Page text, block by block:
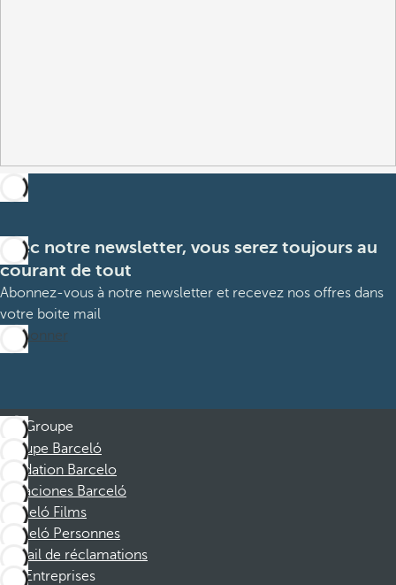
Avec notre newsletter, vous serez toujours au
courant de tout
Abonnez-vous à notre newsletter et recevez nos offres dans
votre boite mail
M’abonner
Groupe
Groupe Barceló
Fondation Barcelo
Vacaciones Barceló
Barceló Films
Barceló Personnes
Portail de réclamations
Entreprises